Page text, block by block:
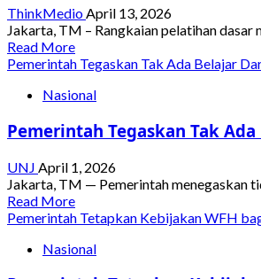
Diduga
Melibatkan
PNS
Aktif,
DPR:
Semua
Tes,
Tidak
Ada
Jalur
Belakang
ThinkMedioApril 13, 2026
Jakarta, TM – Rangkaian pelatihan
Read MoreRead
more
Komcad
Strategi
Pertahanan
Nasional
Berbasis
Sumber
Daya
Manusia
Pemerintah Tegaskan Tak Ada Belajar
Nasional
Pemerintah Tegaskan Tak
UNJ April 1, 2026
Jakarta, TM — Pemerintah menegaskan
Read MoreRead
more
Pemerintah
Pemerintah Tetapkan Kebijakan WFH
Nasional